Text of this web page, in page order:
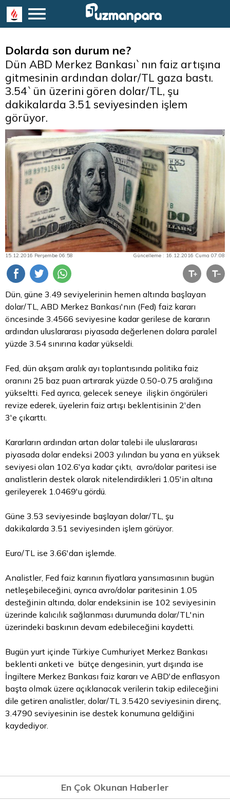
Dolarda son durum ne?
Dün ABD Merkez Bankası`nın faiz artışına
gitmesinin ardından dolar/TL gaza bastı.
3.54`ün üzerini gören dolar/TL, şu
dakikalarda 3.51 seviyesinden işlem
görüyor.
15.12.2016 Perşembe 06:58 Güncelleme : 16.12.2016 Cuma 07:08
Dün, güne 3.49 seviyelerinin hemen altında başlayan
dolar/TL, ABD Merkez Bankası'nın (Fed) faiz kararı
öncesinde 3.4566 seviyesine kadar gerilese de kararın
ardından uluslararası piyasada değerlenen dolara paralel
yüzde 3.54 sınırına kadar yükseldi.
Fed, dün akşam aralık ayı toplantısında politika faiz
oranını 25 baz puan artırarak yüzde 0.50-0.75 aralığına
yükseltti. Fed ayrıca, gelecek seneye ilişkin öngörüleri
revize ederek, üyelerin faiz artışı beklentisinin 2'den
3'e çıkarttı.
Kararların ardından artan dolartalebi ile uluslararası
piyasada dolar endeksi 2003 yılından bu yana en yüksek
seviyesi olan 102.6'ya kadar çıktı, avro/dolar paritesi ise
analistlerin destek olarak nitelendirdikleri 1.05'in altına
gerileyerek 1.0469'u gördü.
Güne 3.53 seviyesinde başlayan dolar/TL, şu
dakikalarda 3.51 seviyesinden işlem görüyor.
Euro/TL ise 3.66'dan işlemde.
Analistler, Fed faiz karının fiyatlara yansımasının bugün
netleşebileceğini, ayrıca avro/dolar paritesinin 1.05
desteğinin altında, dolar endeksinin ise 102 seviyesinin
üzerinde kalıcılık sağlanması durumunda dolar/TL'nin
üzerindeki baskının devam edebileceğini kaydetti.
Bugün yurt içinde Türkiye Cumhuriyet Merkez Bankası
beklenti anketi ve bütçe dengesinin, yurt dışında ise
İngiltere Merkez Bankası faiz kararı ve ABD'de enflasyon
başta olmak üzere açıklanacak verilerin takip edileceğini
dile getiren analistler, dolar/TL 3.5420 seviyesinin direnç,
3.4790 seviyesinin ise destek konumuna geldiğini
kaydediyor.
En Çok Okunan Haberler